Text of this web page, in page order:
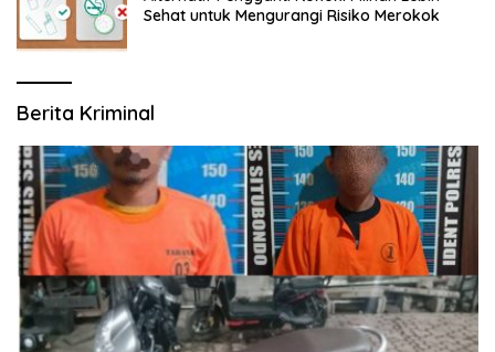
Sehat untuk Mengurangi Risiko Merokok
Berita Kriminal